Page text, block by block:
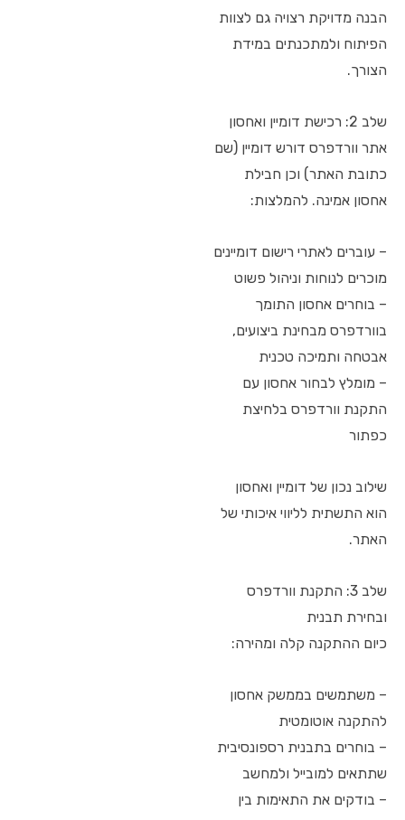
הבנה מדויקת רצויה גם לצוות
הפיתוח ולמתכנתים במידת
הצורך.
שלב 2: רכישת דומיין ואחסון
אתר וורדפרס דורש דומיין (שם
כתובת האתר) וכן חבילת
אחסון אמינה. להמלצות:
– עוברים לאתרי רישום דומיינים
מוכרים לנוחות וניהול פשוט
– בוחרים אחסון התומך
בוורדפרס מבחינת ביצועים,
אבטחה ותמיכה טכנית
– מומלץ לבחור אחסון עם
התקנת וורדפרס בלחיצת
כפתור
שילוב נכון של דומיין ואחסון
הוא התשתית לליווי איכותי של
האתר.
שלב 3: התקנת וורדפרס
ובחירת תבנית
כיום ההתקנה קלה ומהירה:
– משתמשים בממשק אחסון
להתקנה אוטומטית
– בוחרים בתבנית רספונסיבית
שתתאים למובייל ולמחשב
– בודקים את התאימות בין